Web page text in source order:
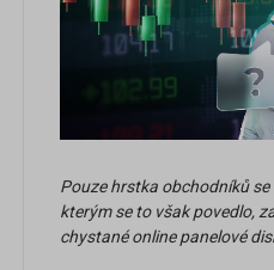
Pouze hrstka obchodníků
kterým se to však povedlo,
chystané online panelové